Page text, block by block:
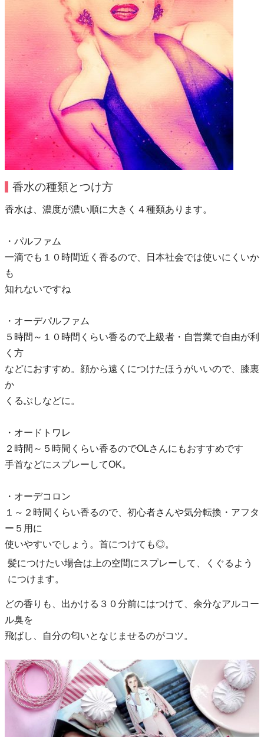
香水の種類とつけ方
香水は、濃度が濃い順に大きく４種類あります。
・パルファム
一滴でも１０時間近く香るので、日本社会では使いにくいか
も
知れないですね
・オーデパルファム
５時間～１０時間くらい香るので上級者・自営業で自由が利
く方
などにおすすめ。顔から遠くにつけたほうがいいので、膝裏
か
くるぶしなどに。
・オードトワレ
２時間～５時間くらい香るのでOLさんにもおすすめです
手首などにスプレーしてOK。
・オーデコロン
１～２時間くらい香るので、初心者さんや気分転換・アフタ
ー５用に
使いやすいでしょう。首につけても◎。
髪につけたい場合は上の空間にスプレーして、くぐるよう
につけます。
どの香りも、出かける３０分前にはつけて、余分なアルコー
ル臭を
飛ばし、自分の匂いとなじませるのがコツ。